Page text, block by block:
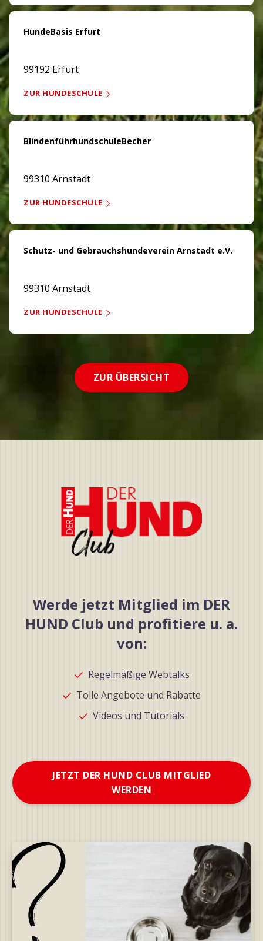
HundeBasis Erfurt
99192 Erfurt
ZUR HUNDESCHULE
BlindenführhundschuleBecher
99310 Arnstadt
ZUR HUNDESCHULE
Schutz- und Gebrauchshundeverein Arnstadt e.V.
99310 Arnstadt
ZUR HUNDESCHULE
ZUR ÜBERSICHT
Werde jetzt Mitglied im DER
HUND Club und profitiere u. a.
von:
Regelmäßige Webtalks
Tolle Angebote und Rabatte
Videos und Tutorials
JETZT DER HUND CLUB MITGLIED
WERDEN